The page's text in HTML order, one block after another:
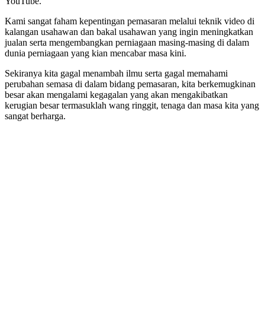
Kami sangat faham kepentingan pemasaran melalui teknik video di
kalangan usahawan dan bakal usahawan yang ingin meningkatkan
jualan serta mengembangkan perniagaan masing-masing di dalam
dunia perniagaan yang kian mencabar masa kini.
Sekiranya kita gagal menambah ilmu serta gagal memahami
perubahan semasa di dalam bidang pemasaran, kita berkemugkinan
besar akan mengalami kegagalan yang akan mengakibatkan
kerugian besar termasuklah wang ringgit, tenaga dan masa kita yang
sangat berharga.